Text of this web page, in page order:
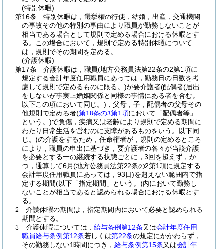
(特別休暇)
第16条
特別休暇は，選挙権の行使，結婚，出産，交通機関
の事故その他の特別の事由により職員が勤務しないことが
相当である場合として規則で定める場合における休暇とす
る。
この場合において，規則で定める特別休暇について
は，規則でその期間を定める。
(介護休暇)
第17条
介護休暇は，職員(地方公務員法第22条の2第1項に
規定する会計年度任用職員にあっては，勤務日の日数を考
慮して規則で定めるものに限る。)が要介護者(配偶者(届出
をしないが事実上婚姻関係と同様の事情にある者を含む。
以下この項において同じ。) ，父母，子，配偶者の父母その
他規則で定める者(第18条の3第1項において「配偶者等」
という。)で負傷，疾病又は老齢により規則で定める期間に
わたり日常生活を営むのに支障があるものをいう。以下同
じ。)の介護をするため，任命権者が，規則の定めるところ
により，職員の申出に基づき，要介護者の各々が当該介護
を必要とする一の継続する状態ごとに，3回を超えず，か
つ，通算して6月(地方公務員法第22条の2第1項に規定する
会計年度任用職員にあっては，93日)を超えない範囲内で指
定する期間(以下「指定期間」という。)内において勤務し
ないことが相当であると認められる場合における休暇とす
る。
2
介護休暇の期間は，指定期間内において必要と認められる
期間とする。
3
介護休暇については， 給与条例第12条又は会計年度任用
職員給与条例第12条若しくは第22条の規定にかかわらず，
その勤務しない1時間につき， 給与条例第15条又は会計年